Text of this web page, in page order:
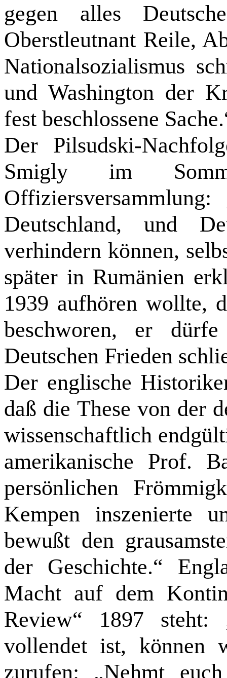
gegen alles
Oberstleutnant Reile,
Nationalsozialismus
und Washington der
fest beschlossene
Der Pilsudski-
Smigly im
Deutschland, und
verhindern können,
später in Rumänien
1939 aufhören wollte,
beschworen, er
Deutschen Frieden
Der englische
daß die These von der
wissenschaftlich
amerikanische Prof.
persönlichen
Kempen inszenierte
bewußt den
der Geschichte.“
Macht auf dem
Review“ 1897 steht:
vollendet ist, können
zurufen: „Nehmt